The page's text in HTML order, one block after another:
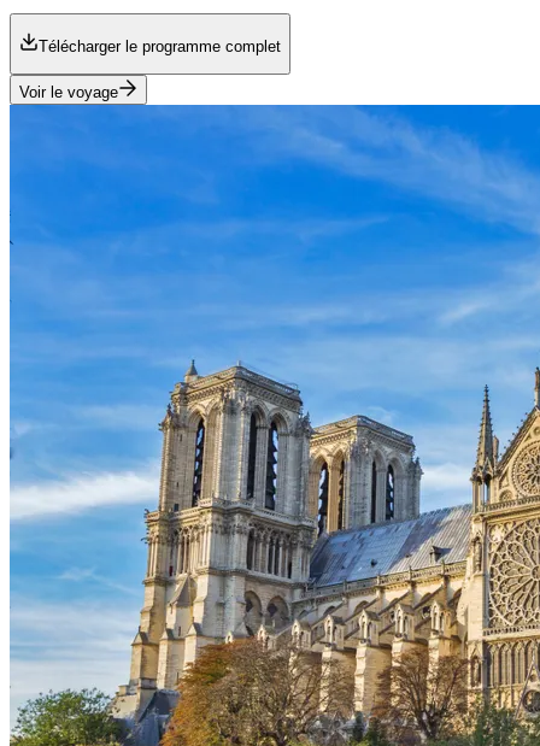
Télécharger le programme complet
Voir le voyage